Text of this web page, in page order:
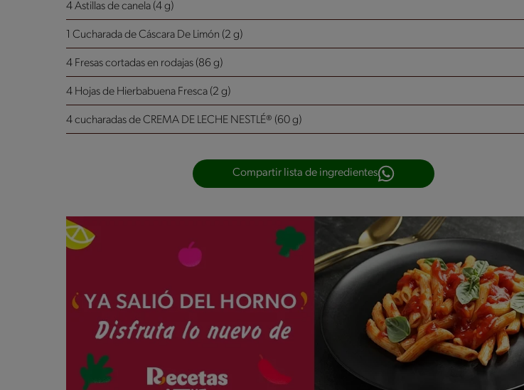
4 Astillas de canela (4 g)
1 Cucharada de Cáscara De Limón (2 g)
4 Fresas cortadas en rodajas (86 g)
4 Hojas de Hierbabuena Fresca (2 g)
4 cucharadas de CREMA DE LECHE NESTLÉ® (60 g)
Compartir lista de ingredientes